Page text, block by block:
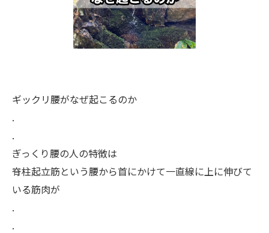
ギックリ腰がなぜ起こるのか
.
.
ぎっくり腰の人の特徴は
脊柱起立筋という腰から首にかけて一直線に上に伸びて
いる筋肉が
.
.